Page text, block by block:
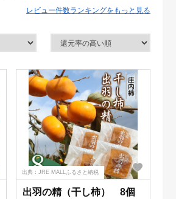
レビュー件数ランキングをもっと見る
出典：JRE MALLふるさと納税
出羽の精（干し柿） 8個